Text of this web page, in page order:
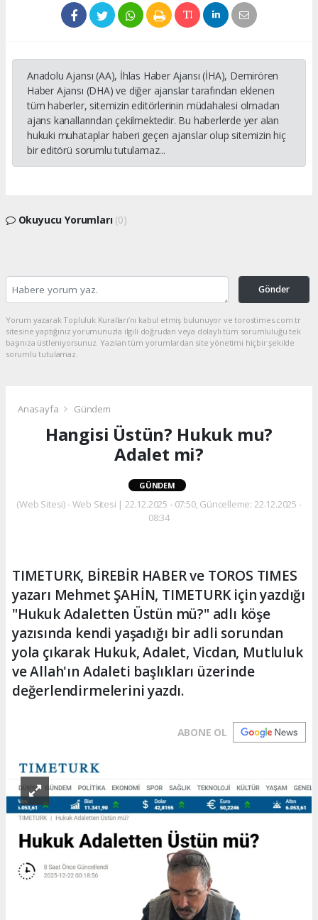
Anadolu Ajansı (AA), İhlas Haber Ajansı (İHA), Demirören
Haber Ajansı (DHA) ve diğer ajanslar tarafından eklenen
tüm haberler, sitemizin editörlerinin müdahalesi olmadan
ajans kanallarından çekilmektedir. Bu haberlerde yer alan
hukuki muhataplar haberi geçen ajanslar olup sitemizin hiç
bir editörü sorumlu tutulamaz...
Okuyucu Yorumları (0)
Gönder
Yorum yazarak Topluluk Kuralları’nı kabul etmiş bulunuyor ve torostimes.com.tr
sitesine yaptığınız yorumunuzla ilgili doğrudan veya dolaylı tüm sorumluluğu tek
başınıza üstleniyorsunuz. Yazılan tüm yorumlardan site yönetimi hiçbir şekilde
sorumlu tutulamaz.
Anasayfa Gündem
Hangisi Üstün? Hukuk mu?
Adalet mi?
GÜNDEM
(Web Sitesi) - Web Sitesi | 22.12.2025 - 07:50, Güncelleme: 22.12.2025 -
08:34
TIMETURK, BİREBİR HABER ve TOROS TIMES
yazarı Mehmet ŞAHİN, TIMETURK için yazdığı
"Hukuk Adaletten Üstün mü?" adlı köşe
yazısında kendi yaşadığı bir adli sorundan
yola çıkarak Hukuk, Adalet, Vicdan, Mutluluk
ve Allah'ın Adaleti başlıkları üzerinde
değerlendirmelerini yazdı.
ABONE OL